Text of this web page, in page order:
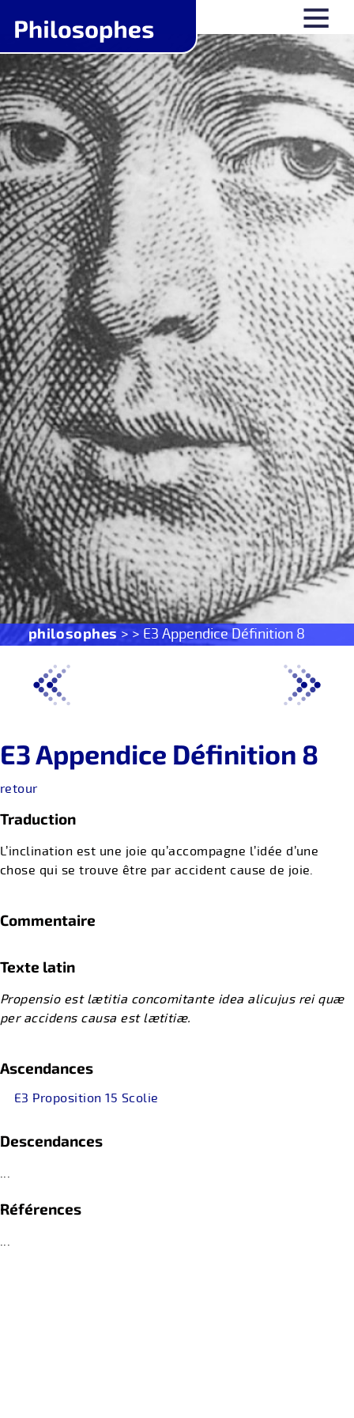
philosophes > > E3 Appendice Définition 8
E3 Appendice Définition 8
retour
Traduction
L’inclination est une joie qu’accompagne l’idée d’une
chose qui se trouve être par accident cause de joie.
Commentaire
Texte latin
Propensio est lætitia concomitante idea alicujus rei quæ
per accidens causa est lætitiæ.
Ascendances
E3 Proposition 15 Scolie
Descendances
Références